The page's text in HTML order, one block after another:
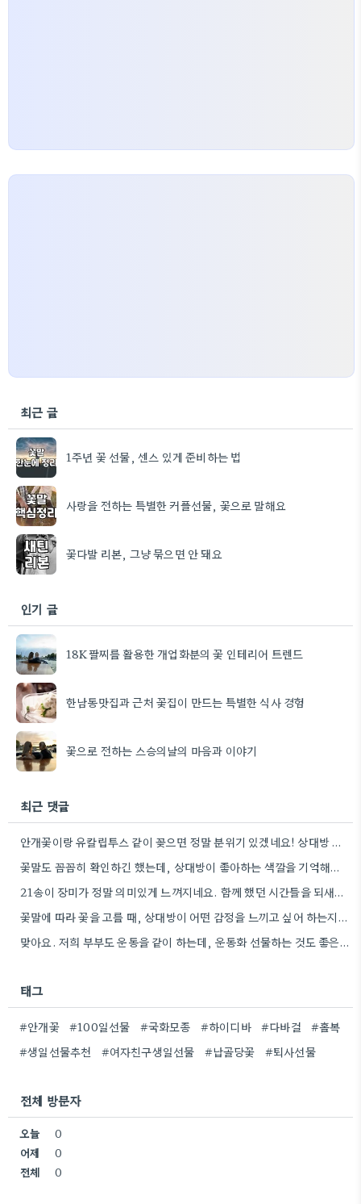
최근 글
1주년 꽃 선물, 센스 있게 준비하는 법
사랑을 전하는 특별한 커플선물, 꽃으로 말해요
꽃다발 리본, 그냥 묶으면 안 돼요
인기 글
18K팔찌를 활용한 개업화분의 꽃 인테리어 트렌드
한남동맛집과 근처 꽃집이 만드는 특별한 식사 경험
꽃으로 전하는 스승의날의 마음과 이야기
최근 댓글
안개꽃이랑 유칼립투스 같이 꽂으면 정말 분위기 있겠네요! 상대방 취향 생각하는 것도 좋지만, 꽃말도 고려하면 센스+
꽃말도 꼼꼼히 확인하긴 했는데, 상대방이 좋아하는 색깔을 기억해두는 게 더 센스 있을 것 같아요.
21송이 장미가 정말 의미있게 느껴지네요. 함께 했던 시간들을 되새기며 선물을 고른다는 마음이 잘 전달될 것…
꽃말에 따라 꽃을 고를 때, 상대방이 어떤 감정을 느끼고 싶어 하는지 생각하는 게 정말 좋은…
맞아요. 저희 부부도 운동을 같이 하는데, 운동화 선물하는 것도 좋은 생각이었네요. 꽃과 함께라면 더 센스…
태그
#안개꽃 #100일선물 #국화모종 #하이디바 #다바걸
#홀복
#생일선물추천
#여자친구생일선물 #납골당꽃 #퇴사선물
전체 방문자
오늘
0
어제
0
전체
0